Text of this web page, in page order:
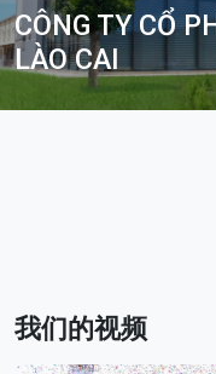
CÔNG TY CỔ
LÀO CAI
我们的视频